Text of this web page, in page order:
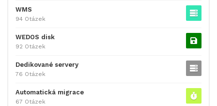
WMS
94 Otázek
WEDOS disk
92 Otázek
Dedikované servery
76 Otázek
Automatická migrace
67 Otázek